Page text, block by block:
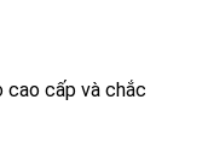
cao cấp và chắc